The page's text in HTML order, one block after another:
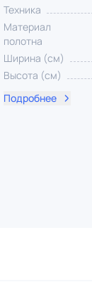
Техника
Материал
полотна
Ширина (см)
Высота (см)
Подробнее